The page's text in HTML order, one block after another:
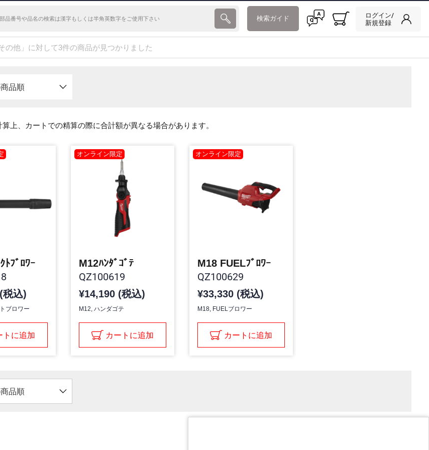
検索ガイド
ログイン/
新規登録
その他」に対して3件の商品が見つかりました
品順
上、カートでの精算の際に合計額が異なる場合があります。
ﾄﾌﾞﾛﾜｰ
税込)
ブロワー
トに追加
オンライン限定
M12ﾊﾝﾀﾞｺﾞﾃ
QZ100619
¥14,190 (税込)
M12, ハンダゴテ
カートに追加
オンライン限定
M18 FUELﾌﾞﾛﾜｰ
QZ100629
¥33,330 (税込)
M18, FUELブロワー
カートに追加
品順